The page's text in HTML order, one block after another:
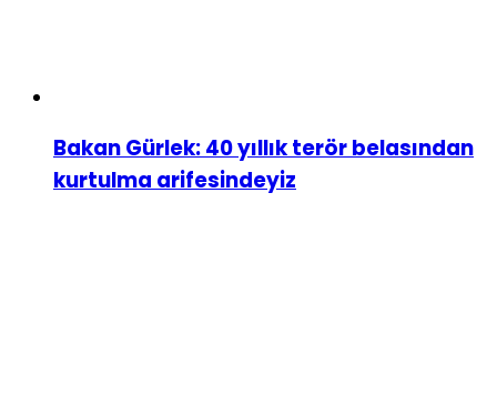
Bakan Gürlek: 40 yıllık terör belasından
kurtulma arifesindeyiz